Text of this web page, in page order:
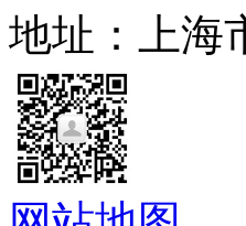
地址：上